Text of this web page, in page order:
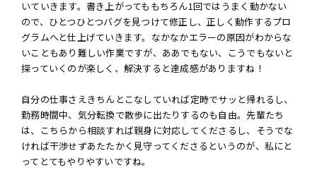
いていきます。書き上がってももちろん1回ではうまく動かない
ので、ひとつひとつバグを見つけて修正し、正しく動作するプロ
グラムへと仕上げていきます。なかなかエラーの原因がわからな
いこともあり難しい作業ですが、ああでもない、こうでもないと
探っていくのが楽しく、解決すると達成感がありますね！
自分の仕事さえきちんとこなしていれば定時でサッと帰れるし、
勤務時間中、気分転換で散歩に出たりするのも自由。先輩たち
は、こちらから相談すれば親身に対応してくださるし、そうでな
ければ干渉せずあたたかく見守ってくださるというのが、私にと
ってとてもやりやすいですね。